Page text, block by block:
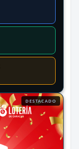
DESTACADO